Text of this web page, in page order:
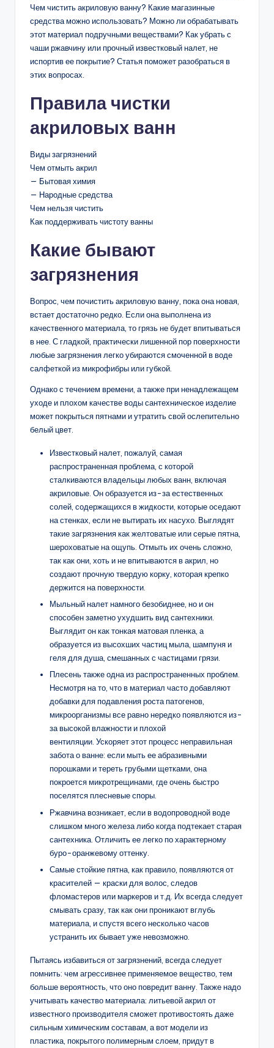
Чем чистить акриловую ванну? Какие магазинные
средства можно использовать? Можно ли обрабатывать
этот материал подручными веществами? Как убрать с
чаши ржавчину или прочный известковый налет, не
испортив ее покрытие? Статья поможет разобраться в
этих вопросах.
Правила чистки
акриловых ванн
Виды загрязнений
Чем отмыть акрил
— Бытовая химия
— Народные средства
Чем нельзя чистить
Как поддерживать чистоту ванны
Какие бывают
загрязнения
Вопрос, чем почистить акриловую ванну, пока она новая,
встает достаточно редко. Если она выполнена из
качественного материала, то грязь не будет впитываться
в нее. С гладкой, практически лишенной пор поверхности
любые загрязнения легко убираются смоченной в воде
салфеткой из микрофибры или губкой.
Однако с течением времени, а также при ненадлежащем
уходе и плохом качестве воды сантехническое изделие
может покрыться пятнами и утратить свой ослепительно
белый цвет.
Известковый налет, пожалуй, самая
распространенная проблема, с которой
сталкиваются владельцы любых ванн, включая
акриловые. Он образуется из-за естественных
солей, содержащихся в жидкости, которые оседают
на стенках, если не вытирать их насухо. Выглядят
такие загрязнения как желтоватые или серые пятна,
шероховатые на ощупь. Отмыть их очень сложно,
так как они, хоть и не впитываются в акрил, но
создают прочную твердую корку, которая крепко
держится на поверхности.
Мыльный налет намного безобиднее, но и он
способен заметно ухудшить вид сантехники.
Выглядит он как тонкая матовая пленка, а
образуется из высохших частиц мыла, шампуня и
геля для душа, смешанных с частицами грязи.
Плесень также одна из распространенных проблем.
Несмотря на то, что в материал часто добавляют
добавки для подавления роста патогенов,
микроорганизмы все равно нередко появляются из-
за высокой влажности и плохой
вентиляции. Ускоряет этот процесс неправильная
забота о ванне: если мыть ее абразивными
порошками и тереть грубыми щетками, она
покроется микротрещинами, где очень быстро
поселятся плесневые споры.
Ржавчина возникает, если в водопроводной воде
слишком много железа либо когда подтекает старая
сантехника. Отличить ее легко по характерному
буро-оранжевому оттенку.
Самые стойкие пятна, как правило, появляются от
красителей — краски для волос, следов
фломастеров или маркеров и т.д. Их всегда следует
смывать сразу, так как они проникают вглубь
материала, и спустя всего несколько часов
устранить их бывает уже невозможно.
Пытаясь избавиться от загрязнений, всегда следует
помнить: чем агрессивнее применяемое вещество, тем
больше вероятность, что оно повредит ванну. Также надо
учитывать качество материала: литьевой акрил от
известного производителя сможет противостоять даже
сильным химическим составам, а вот модели из
пластика, покрытого полимерным слоем, придут в